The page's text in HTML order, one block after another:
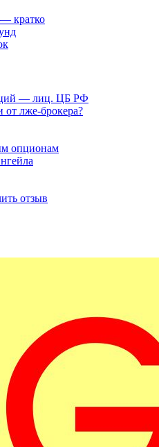
кратко
— лиц. ЦБ РФ
от лже-брокера?
опционам
отзыв